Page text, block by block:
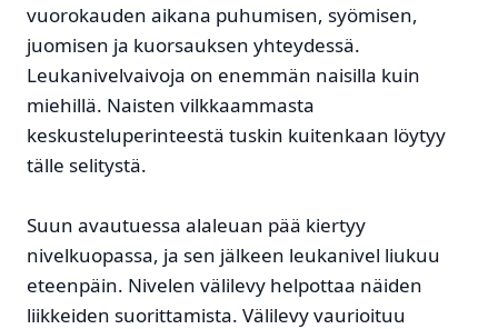
vuorokauden aikana puhumisen, syömisen,
juomisen ja kuorsauksen yhteydessä.
Leukanivelvaivoja on enemmän naisilla kuin
miehillä. Naisten vilkkaammasta
keskusteluperinteestä tuskin kuitenkaan löytyy
tälle selitystä.
Suun avautuessa alaleuan pää kiertyy
nivelkuopassa, ja sen jälkeen leukanivel liukuu
eteenpäin. Nivelen välilevy helpottaa näiden
liikkeiden suorittamista. Välilevy vaurioituu